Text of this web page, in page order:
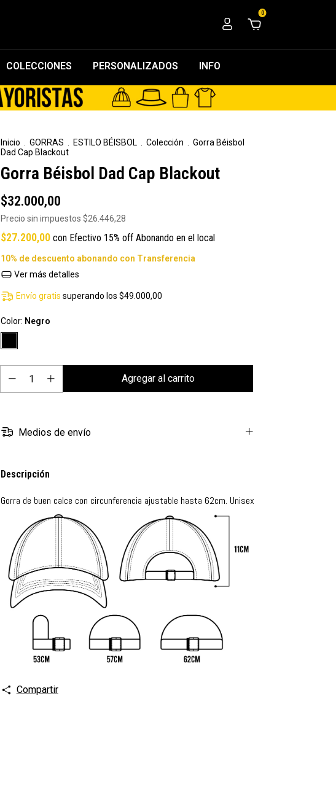
0
COLECCIONES PERSONALIZADOS INFO
Inicio GORRAS ESTILO BÉISBOL Colección
Gorra Béisbol
Dad Cap Blackout
Gorra Béisbol Dad Cap Blackout
$32.000,00
Precio sin impuestos $26.446,28
$27.200,00 con Efectivo 15% off Abonando en el local
Ver más detalles
Envío gratis superando los$49.000,00
Color: Negro
Medios de envío
Descripción
Gorra de buen calce con circunferencia ajustable hasta 62cm. Unisex
Compartir